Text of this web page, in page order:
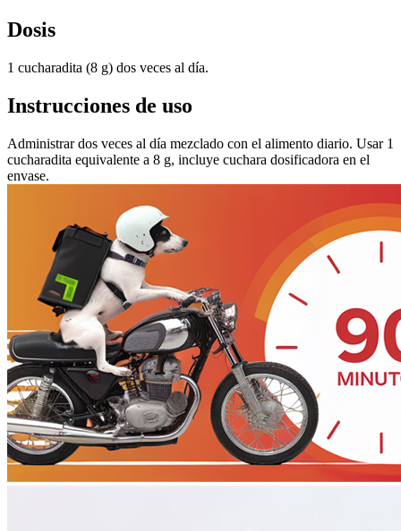
Dosis
1 cucharadita (8 g) dos veces al día.
Instrucciones de uso
Administrar dos veces al día mezclado con el alimento diario. Usar 1
cucharadita equivalente a 8 g, incluye cuchara dosificadora en el
envase.